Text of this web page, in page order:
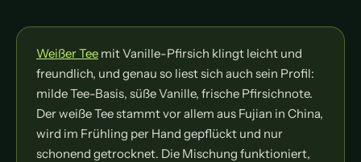
Weißer Tee mit Vanille-Pfirsich klingt leicht und
freundlich, und genau so liest sich auch sein Profil:
milde Tee-Basis, süße Vanille, frische Pfirsichnote.
Der weiße Tee stammt vor allem aus Fujian in China,
wird im Frühling per Hand gepflückt und nur
schonend getrocknet. Die Mischung funktioniert,